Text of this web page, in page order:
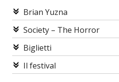
Brian Yuzna
Society – The Horror
Biglietti
Il festival